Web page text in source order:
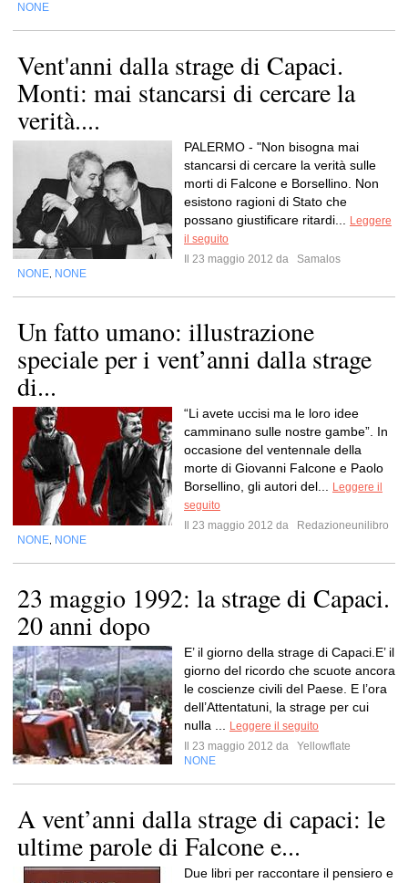
NONE
Vent'anni dalla strage di Capaci.
Monti: mai stancarsi di cercare la
verità....
PALERMO - "Non bisogna mai
stancarsi di cercare la verità sulle
morti di Falcone e Borsellino. Non
esistono ragioni di Stato che
possano giustificare ritardi...
Leggere
il seguito
Il 23 maggio 2012 da
Samalos
NONE NONE
Un fatto umano: illustrazione
speciale per i vent’anni dalla strage
di...
“Li avete uccisi ma le loro idee
camminano sulle nostre gambe”. In
occasione del ventennale della
morte di Giovanni Falcone e Paolo
Borsellino, gli autori del...
Leggere il
seguito
Il 23 maggio 2012 da
Redazioneunilibro
NONE NONE
23 maggio 1992: la strage di Capaci.
20 anni dopo
E’ il giorno della strage di Capaci.E’ il
giorno del ricordo che scuote ancora
le coscienze civili del Paese. E l’ora
dell’Attentatuni, la strage per cui
nulla ...
Leggere il seguito
Il 23 maggio 2012 da
Yellowflate
NONE
A vent’anni dalla strage di capaci: le
ultime parole di Falcone e...
Due libri per raccontare il pensiero e